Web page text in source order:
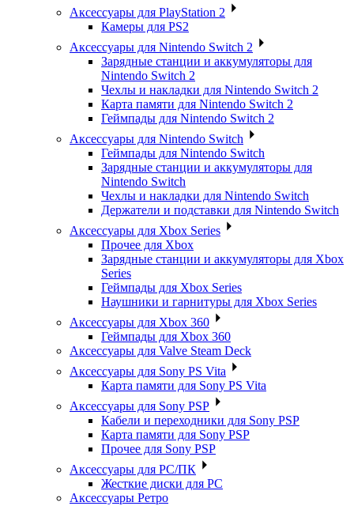
Аксессуары для PlayStation 2
Камеры для PS2
Аксессуары для Nintendo Switch 2
Зарядные станции и аккумуляторы для
Nintendo Switch 2
Чехлы и накладки для Nintendo Switch 2
Карта памяти для Nintendo Switch 2
Геймпады для Nintendo Switch 2
Аксессуары для Nintendo Switch
Геймпады для Nintendo Switch
Зарядные станции и аккумуляторы для
Nintendo Switch
Чехлы и накладки для Nintendo Switch
Держатели и подставки для Nintendo Switch
Аксессуары для Xbox Series
Прочее для Xbox
Зарядные станции и аккумуляторы для Xbox
Series
Геймпады для Xbox Series
Наушники и гарнитуры для Xbox Series
Аксессуары для Xbox 360
Геймпады для Xbox 360
Аксессуары для Valve Steam Deck
Аксессуары для Sony PS Vita
Карта памяти для Sony PS Vita
Аксессуары для Sony PSP
Кабели и переходники для Sony PSP
Карта памяти для Sony PSP
Прочее для Sony PSP
Аксессуары для PC/ПК
Жесткие диски для PC
Аксессуары Ретро